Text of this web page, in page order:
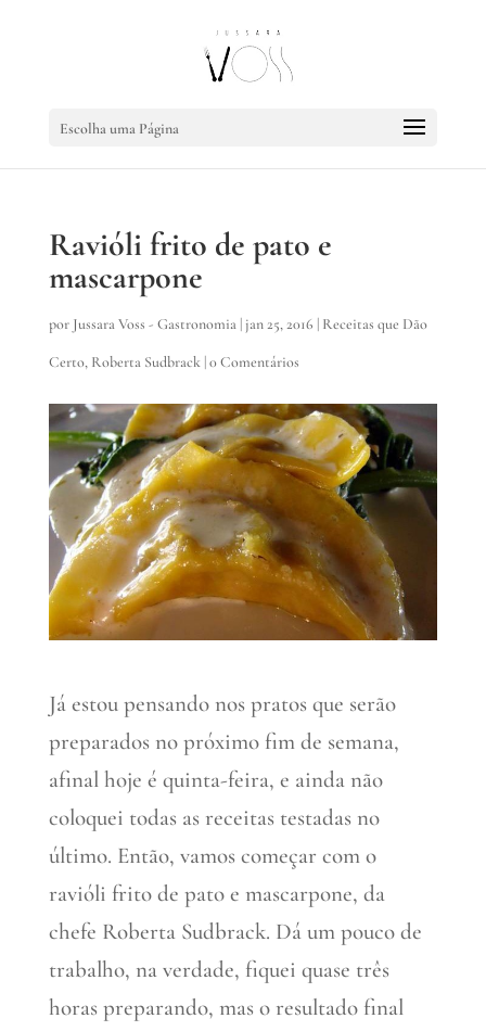
Escolha uma Página
Ravióli frito de pato e
mascarpone
por Jussara Voss - Gastronomia|jan 25, 2016 | Receitas que Dão
Certo, Roberta Sudbrack|0 Comentários
Já estou pensando nos pratos que serão
preparados no próximo fim de semana,
afinal hoje é quinta-feira, e ainda não
coloquei todas as receitas testadas no
último. Então, vamos começar com o
ravióli frito de pato e mascarpone, da
chefe Roberta Sudbrack. Dá um pouco de
trabalho, na verdade, fiquei quase três
horas preparando, mas o resultado final